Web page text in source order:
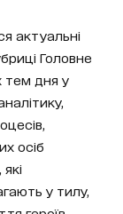
актуальні
Головне
тем дня у
осіб
у тилу,